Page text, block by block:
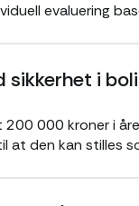
evaluering
i
000 kroner i
at den kan stilles